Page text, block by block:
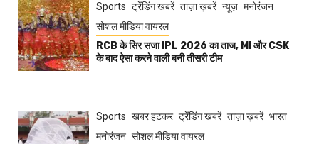
Sports ट्रेंडिंग खबरें ताज़ा ख़बरें न्यूज़ मनोरंजन
सोशल मीडिया वायरल
RCB के सिर सजा IPL 2026 का ताज, MI और CSK
के बाद ऐसा करने वाली बनी तीसरी टीम
Sports खबर हटकर ट्रेंडिंग खबरें ताज़ा ख़बरें भारत
मनोरंजन सोशल मीडिया वायरल